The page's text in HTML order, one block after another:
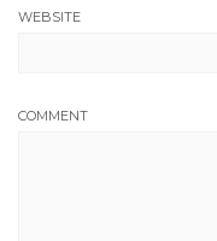
WEBSITE
COMMENT